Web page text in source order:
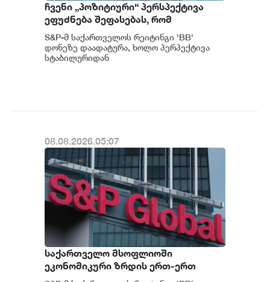
ჩვენი „პოზიტიური“ პერსპექტივა
ეფუძნება შეფასებას, რომ
საქართველოს მაკროეკონომიკური
ფუნდამენტური მაჩვენებლების
მდგრადი გაძლიერების ტენდენცია
S&P-მ საქართველოს რეიტინგი 'BB'
დონეზე დაადატურა, ხოლო პერპექტივა
სტაბილურიდან
08.08.2026.05:07
საქართველო მსოფლიოში
ეკონომიკური ზრდის ერთ-ერთ
ყველაზე მაღალ ტემპს ინარჩუნებს -